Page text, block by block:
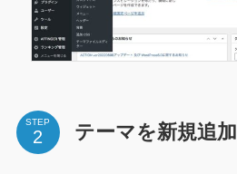
STEP テーマを新規追加